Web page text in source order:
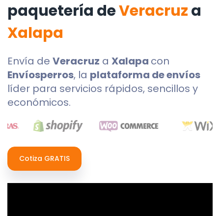
paquetería deVeracruza
Xalapa
Envía de Veracruz a Xalapa con
Envíosperros, la plataforma de envíos
líder para servicios rápidos, sencillos y
económicos.
Cotiza GRATIS